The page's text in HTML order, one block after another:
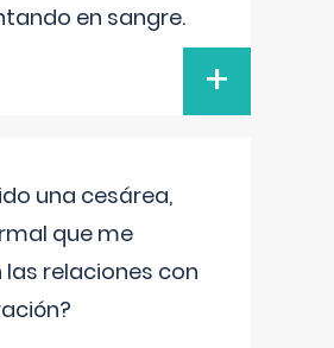
en sangre.
+
una cesárea,
que me
las relaciones con